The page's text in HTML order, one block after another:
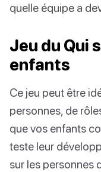
quelle équipe a
Jeu du Qui
enfants
Ce jeu peut être
personnes, de
que vos enfants
teste leur
sur les personnes